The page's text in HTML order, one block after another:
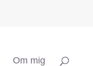
Om mig